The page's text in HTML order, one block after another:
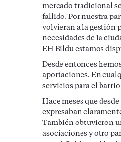
mercado tradicional
fallido. Por nuestra
volvieran a la gestión
necesidades de la
EH Bildu estamos
Desde entonces
aportaciones. En
servicios para el
Hace meses que
expresaban
También obtuvieron
asociaciones y otro